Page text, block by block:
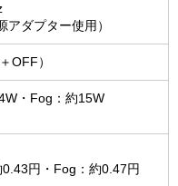
ダプター使用）
OFF）
・Fog：約15W
円・Fog：約0.47円